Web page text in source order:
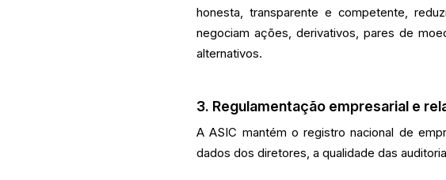
honesta, transparente e competente,
negociam ações, derivativos, pares de
alternativos.
3. Regulamentação empresarial e
A ASIC mantém o registro nacional de
dados dos diretores, a qualidade das